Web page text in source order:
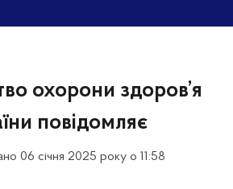
охорони здоров’я
повідомляє
06 січня 2025 року о 11:58